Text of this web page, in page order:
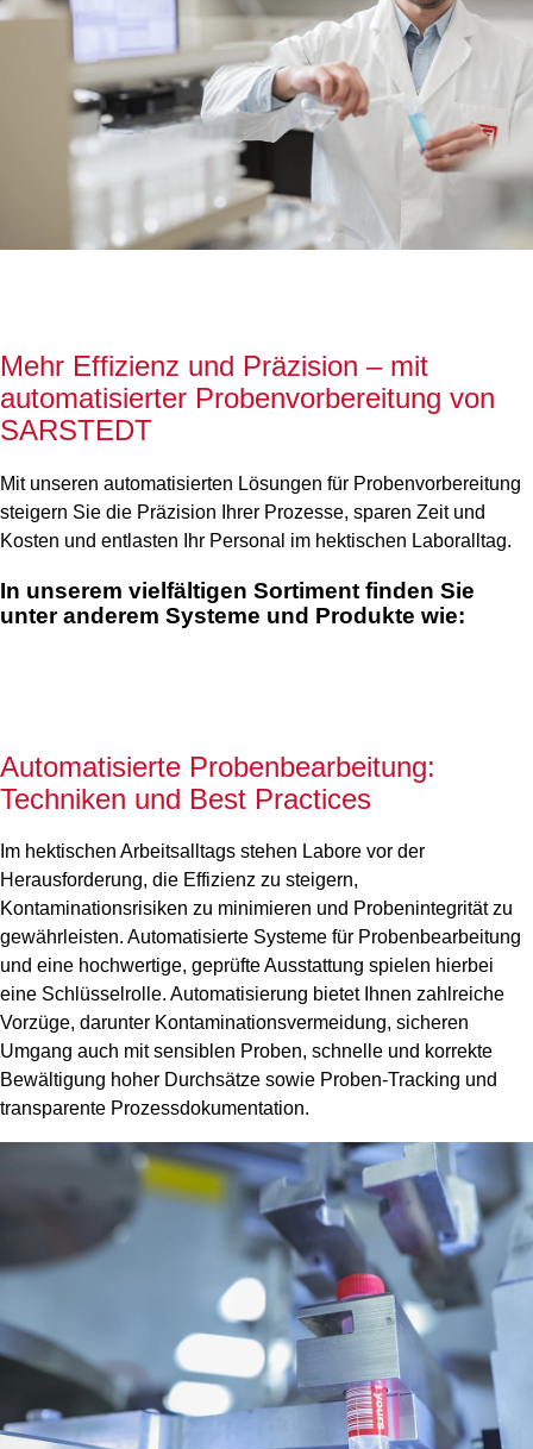
Mehr Effizienz und Präzision – mit
automatisierter Probenvorbereitung von
SARSTEDT
Mit unseren automatisierten Lösungen für Probenvorbereitung
steigern Sie die Präzision Ihrer Prozesse, sparen Zeit und
Kosten und entlasten Ihr Personal im hektischen Laboralltag.
In unserem vielfältigen Sortiment finden Sie
unter anderem Systeme und Produkte wie:
Automatisierte Probenbearbeitung:
Techniken und Best Practices
Im hektischen Arbeitsalltags stehen Labore vor der
Herausforderung, die Effizienz zu steigern,
Kontaminationsrisiken zu minimieren und Probenintegrität zu
gewährleisten. Automatisierte Systeme für Probenbearbeitung
und eine hochwertige, geprüfte Ausstattung spielen hierbei
eine Schlüsselrolle. Automatisierung bietet Ihnen zahlreiche
Vorzüge, darunter Kontaminationsvermeidung, sicheren
Umgang auch mit sensiblen Proben, schnelle und korrekte
Bewältigung hoher Durchsätze sowie Proben-Tracking und
transparente Prozessdokumentation.